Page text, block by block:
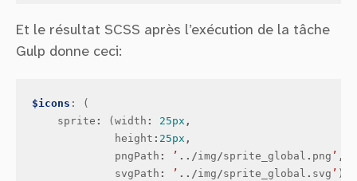
Et le résultat SCSS après l’exécution de la tâche
Gulp donne ceci:
$icons :
(
sprite : ( width : 25px ,
height : 25px ,
pngPath : ’ ../img /sprite_global . png ’ ,
svgPath : ’ ../img /sprite_global . svg ’ )